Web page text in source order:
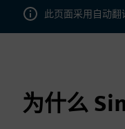
此页面采用自动翻
为什么